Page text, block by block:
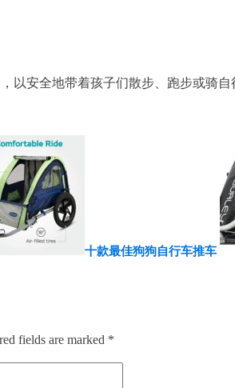
以安全地带着孩子们散步、跑步或骑
十款最佳狗狗自行车推车
fields are marked *